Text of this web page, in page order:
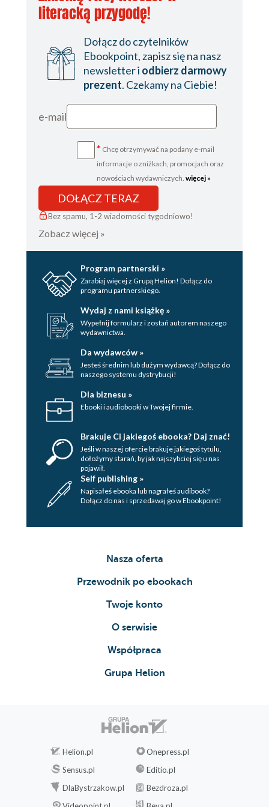
literacką przygodę!
Dołącz do czytelników
Ebookpoint, zapisz się na nasz
newsletter i odbierz darmowy
prezent. Czekamy na Ciebie!
e-mail
* Chcę otrzymywać na podany e-mail
informacje o zniżkach, promocjach oraz
nowościach wydawniczych. więcej »
DOŁĄCZ TERAZ
Bez spamu, 1-2 wiadomości tygodniowo!
Zobacz więcej »
Program partnerski »
Zarabiaj więcej z Grupą Helion! Dołącz do
programu partnerskiego.
Wydaj z nami książkę »
Wypełnij formularz i zostań autorem naszego
wydawnictwa.
Da wydawców »
Jesteś średnim lub dużym wydawcą? Dołącz do
naszego systemu dystrybucji!
Dla biznesu »
Ebooki i audiobooki w Twojej firmie.
Brakuje Ci jakiegoś ebooka? Daj znać!
Jeśli w naszej ofercie brakuje jakiegoś tytulu,
dołożymy starań, by jak najszybciej się u nas
pojawił.
Self publishing »
Napisałeś ebooka lub nagrałeś audibook?
Dołącz do nas i sprzedawaj go w Ebookpoint!
Nasza oferta
Przewodnik po ebookach
Twoje konto
O serwisie
Współpraca
Grupa Helion
Helion.pl
Onepress.pl
Sensus.pl
Editio.pl
DlaBystrzakow.pl
Bezdroza.pl